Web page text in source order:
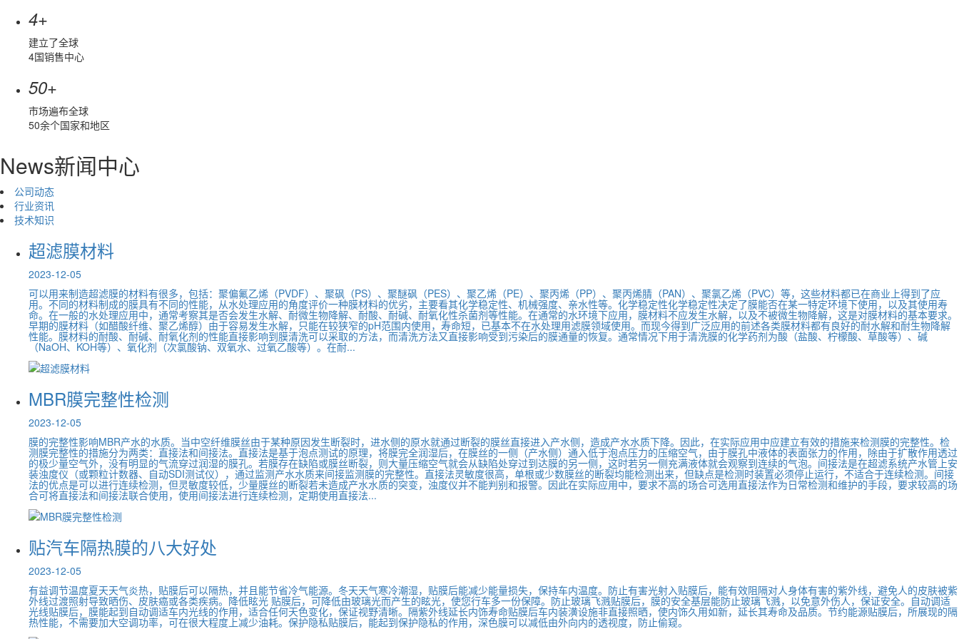
4+
建立了全球
4国销售中心
50+
市场遍布全球
50余个国家和地区
News新闻中心
公司动态
行业资讯
技术知识
超滤膜材料
2023-12-05
可以用来制造超滤膜的材料有很多，包括：聚偏氟乙烯（PVDF）、聚砜（PS）、聚醚砜（PES）、聚乙烯（PE）、聚丙烯（PP）、聚丙烯腈（PAN）、聚氯乙烯（PVC）等，这些材料都已在商业上得到了应
用。不同的材料制成的膜具有不同的性能，从水处理应用的角度评价一种膜材料的优劣，主要看其化学稳定性、机械强度、亲水性等。化学稳定性化学稳定性决定了膜能否在某一特定环境下使用，以及其使用寿
命。在一般的水处理应用中，通常考察其是否会发生水解、耐微生物降解、耐酸、耐碱、耐氧化性杀菌剂等性能。在通常的水环境下应用，膜材料不应发生水解，以及不被微生物降解，这是对膜材料的基本要求。
早期的膜材料（如醋酸纤维、聚乙烯醇）由于容易发生水解，只能在较狭窄的pH范围内使用，寿命短，已基本不在水处理用滤膜领域使用。而现今得到广泛应用的前述各类膜材料都有良好的耐水解和耐生物降解
性能。膜材料的耐酸、耐碱、耐氧化剂的性能直接影响到膜清洗可以采取的方法，而清洗方法又直接影响受到污染后的膜通量的恢复。通常情况下用于清洗膜的化学药剂为酸（盐酸、柠檬酸、草酸等）、碱
（NaOH、KOH等）、氧化剂（次氯酸钠、双氧水、过氧乙酸等）。在耐...
MBR膜完整性检测
2023-12-05
膜的完整性影响MBR产水的水质。当中空纤维膜丝由于某种原因发生断裂时，进水侧的原水就通过断裂的膜丝直接进入产水侧，造成产水水质下降。因此，在实际应用中应建立有效的措施来检测膜的完整性。检
测膜完整性的措施分为两类：直接法和间接法。直接法是基于泡点测试的原理，将膜完全润湿后，在膜丝的一侧（产水侧）通入低于泡点压力的压缩空气，由于膜孔中液体的表面张力的作用，除由于扩散作用透过
的极少量空气外，没有明显的气流穿过润湿的膜孔。若膜存在缺陷或膜丝断裂，则大量压缩空气就会从缺陷处穿过到达膜的另一侧，这时若另一侧充满液体就会观察到连续的气泡。间接法是在超滤系统产水管上安
装浊度仪（或颗粒计数器、自动SDI测试仪），通过监测产水水质来间接监测膜的完整性。直接法灵敏度很高，单根或少数膜丝的断裂均能检测出来，但缺点是检测时装置必须停止运行，不适合于连续检测。间接
法的优点是可以进行连续检测，但灵敏度较低，少量膜丝的断裂若未造成产水水质的突变，浊度仪并不能判别和报警。因此在实际应用中，要求不高的场合可选用直接法作为日常检测和维护的手段，要求较高的场
合可将直接法和间接法联合使用，使用间接法进行连续检测，定期使用直接法...
贴汽车隔热膜的八大好处
2023-12-05
有益调节温度夏天天气炎热，贴膜后可以隔热，并且能节省冷气能源。冬天天气寒冷潮湿，贴膜后能减少能量损失，保持车内温度。防止有害光射入贴膜后，能有效阻隔对人身体有害的紫外线，避免人的皮肤被紫
外线过渡照射导致晒伤、皮肤癌或各类疾病。降低眩光 贴膜后，可降低由玻璃光而产生的眩光，使您行车多一份保障。防止玻璃飞溅贴膜后，膜的安全基层能防止玻璃飞溅，以免意外伤人，保证安全。自动调适
光线贴膜后，膜能起到自动调适车内光线的作用，适合任何天色变化，保证视野清晰。隔紫外线延长内饰寿命贴膜后车内装潢设施非直接照晒，使内饰久用如新，延长其寿命及品质。节约能源贴膜后，所展现的隔
热性能，不需要加大空调功率，可在很大程度上减少油耗。保护隐私贴膜后，能起到保护隐私的作用，深色膜可以减低由外向内的透视度，防止偷窥。